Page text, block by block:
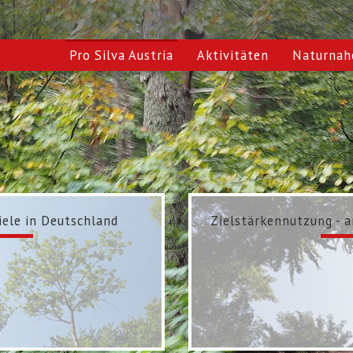
Pro Silva Austria Aktivitäten
in Deutschland Zielstärkennutzung -